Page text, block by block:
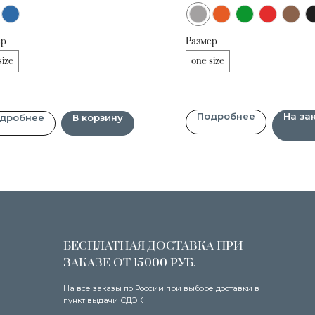
В корзину
Размер
one size
Подробнее На
Условия предзаказа
Оплата и доставка
Уход за изделиями
Шоурумы